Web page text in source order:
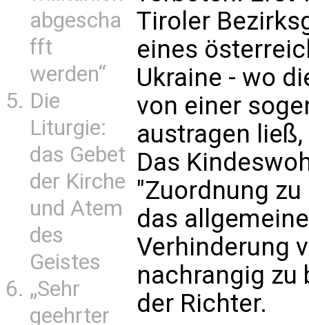
abgescha
fft
werden“
Die
Liturgie:
das Gebet
der Kirche
und Atem
des
Geistes
„Sehr
geehrter
Tiroler
eines
Ukraine - wo
von einer
austragen
Das
"Zuordnung
das
Verhinderung
nachrangig zu
der Richter.